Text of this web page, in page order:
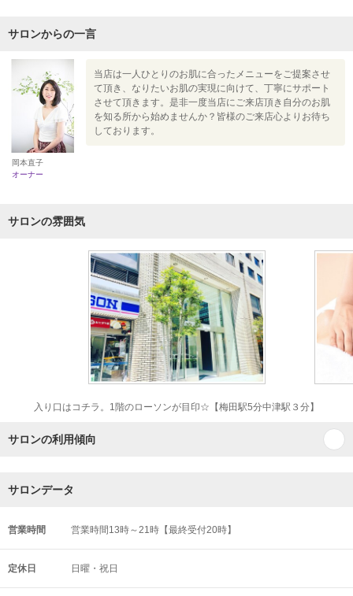
サロンからの一言
岡本直子
オーナー
当店は一人ひとりのお肌に合ったメニューをご提案させ
て頂き、なりたいお肌の実現に向けて、丁寧にサポート
させて頂きます。是非一度当店にご来店頂き自分のお肌
を知る所から始めませんか？皆様のご来店心よりお待ち
しております。
サロンの雰囲気
入り口はコチラ。1階のローソンが目印☆【梅田駅5分中津駅３分】
サロンの利用傾向
サロンデータ
営業時間 営業時間13時～21時【最終受付20時】
定休日 日曜・祝日